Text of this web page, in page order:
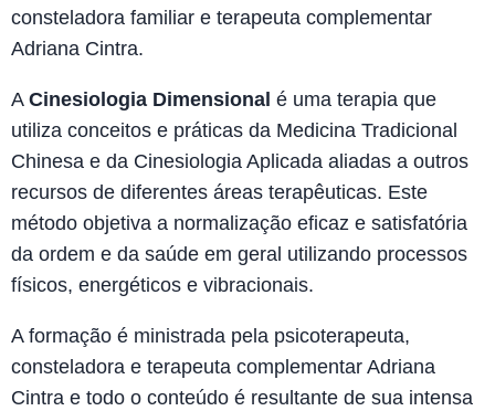
consteladora familiar e terapeuta complementar
Adriana Cintra.
A Cinesiologia Dimensional é uma terapia que
utiliza conceitos e práticas da Medicina Tradicional
Chinesa e da Cinesiologia Aplicada aliadas a outros
recursos de diferentes áreas terapêuticas. Este
método objetiva a normalização eficaz e satisfatória
da ordem e da saúde em geral utilizando processos
físicos, energéticos e vibracionais.
A formação é ministrada pela psicoterapeuta,
consteladora e terapeuta complementar Adriana
Cintra e todo o conteúdo é resultante de sua intensa